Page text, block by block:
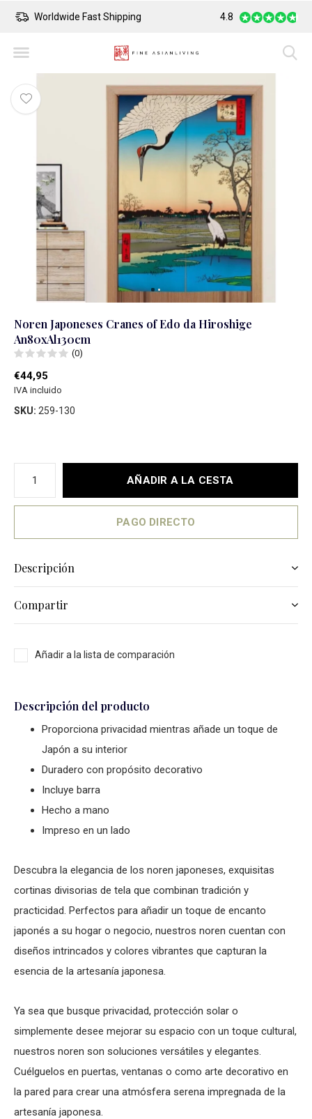
Worldwide Fast Shipping Safe Payment
4.8
Noren Japoneses Cranes of Edo da Hiroshige
An80xAl130cm
(0)
€44,95
IVA incluido
SKU: 259-130
AÑADIR A LA CESTA
PAGO DIRECTO
Descripción
Compartir
Añadir a la lista de comparación
Descripción del producto
Proporciona privacidad mientras añade un toque de
Japón a su interior
Duradero con propósito decorativo
Incluye barra
Hecho a mano
Impreso en un lado
Descubra la elegancia de los noren japoneses, exquisitas
cortinas divisorias de tela que combinan tradición y
practicidad. Perfectos para añadir un toque de encanto
japonés a su hogar o negocio, nuestros noren cuentan con
diseños intrincados y colores vibrantes que capturan la
esencia de la artesanía japonesa.
Ya sea que busque privacidad, protección solar o
simplemente desee mejorar su espacio con un toque cultural,
nuestros noren son soluciones versátiles y elegantes.
Cuélguelos en puertas, ventanas o como arte decorativo en
la pared para crear una atmósfera serena impregnada de la
artesanía japonesa.